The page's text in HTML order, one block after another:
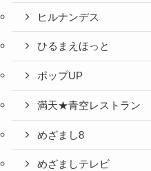
ヒルナンデス
ひるまえほっと
ポップUP
満天★青空レストラン
めざまし8
めざましテレビ